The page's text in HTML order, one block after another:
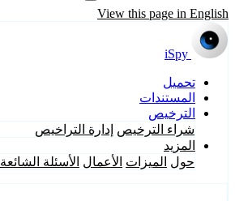
View this page in English
iSpy
تحميل
المستندات
الترخيص
شراء الترخيص إدارة التراخيص
المزيد
حول الميزات الأعمال الأسئلة الشائعة